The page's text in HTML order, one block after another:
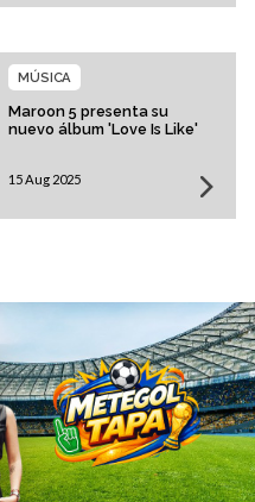
Maroon 5 presenta su
nuevo álbum 'Love Is Like'
MÚSICA
15 Aug 2025